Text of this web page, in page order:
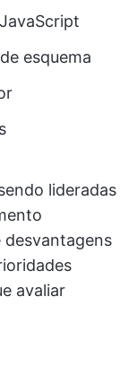
esquema
lideradas
avaliar